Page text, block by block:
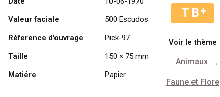
1970,
Valeur faciale
500 Escudos
Réference d'ouvrage
Pick-97
Taille
150 × 75 mm
Matiére
Papier
Voir le thème
Animaux ,
Faune et Flore